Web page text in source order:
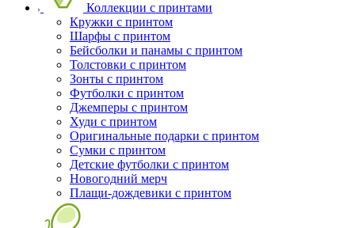
Коллекции с принтами
Кружки с принтом
Шарфы с принтом
Бейсболки и панамы с принтом
Толстовки с принтом
Зонты с принтом
Футболки с принтом
Джемперы с принтом
Худи с принтом
Оригинальные подарки с принтом
Сумки с принтом
Детские футболки с принтом
Новогодний мерч
Плащи-дождевики с принтом